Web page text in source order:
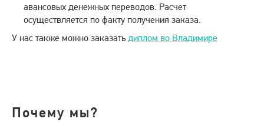
авансовых денежных переводов. Расчет
осуществляется по факту получения заказа.
У нас также можно заказатьдиплом во Владимире
Почему мы?